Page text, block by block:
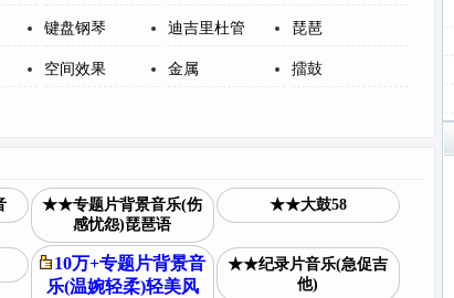
键盘钢琴 迪吉里杜管 琵琶
空间效果 金属 擂鼓
★★专题片背景音乐(伤
感忧怨)琵琶语
★★大鼓58
10万+专题片背景音
乐(温婉轻柔)轻美风
★★纪录片音乐(急促吉
他)